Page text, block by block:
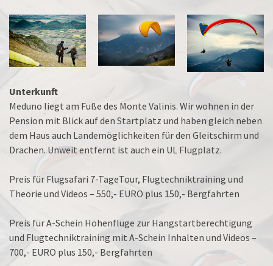
Unterkunft
Meduno liegt am Fuße des Monte Valinis. Wir wohnen in der
Pension mit Blick auf den Startplatz und haben gleich neben
dem Haus auch Landemöglichkeiten für den Gleitschirm und
Drachen. Unweit entfernt ist auch ein UL Flugplatz.
Preis für Flugsafari 7-TageTour, Flugtechniktraining und
Theorie und Videos – 550,- EURO plus 150,- Bergfahrten
Preis für A-Schein Höhenflüge zur Hangstartberechtigung
und Flugtechniktraining mit A-Schein Inhalten und Videos –
700,- EURO plus 150,- Bergfahrten